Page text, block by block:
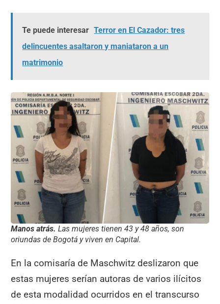
Te puede interesar Terror en El Cazador: tres
delincuentes asaltaron y maniataron a un
matrimonio
Manos atrás. Las mujeres tienen 43 y 48 años, son
oriundas de Bogotá y viven en Capital.
En la comisaría de Maschwitz deslizaron que
estas mujeres serían autoras de varios ilícitos
de esta modalidad ocurridos en el transcurso